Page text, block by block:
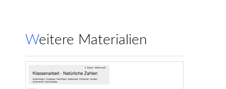
Weitere Materialien